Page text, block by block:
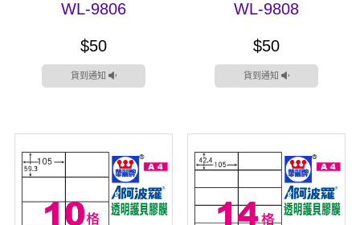
WL-9806
$50
貨到通知
WL-9808
$50
貨到通知